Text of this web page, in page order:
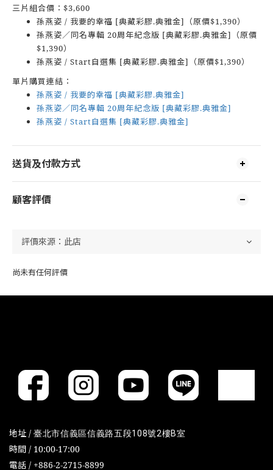
三片組合價：$3,600
孫燕姿 / 我要的幸福 [典藏彩膠.典雅金]（原價$1,390）
孫燕姿／同名專輯 20周年紀念版 [典藏彩膠.典雅金]（原價
$1,390）
孫燕姿 / Start自選集 [典藏彩膠.典雅金]（原價$1,390）
單片購買連結：
孫燕姿 / 我要的幸福 [典藏彩膠.典雅金]
孫燕姿／同名專輯 20周年紀念版 [典藏彩膠.典雅金]
孫燕姿 / Start自選集 [典藏彩膠.典雅金]
送貨及付款方式
顧客評價
尚未有任何評價
地址 / 臺北市信義區信義路五段108號2樓B室
時間 / 10:00-17:00
電話 / +886-2-2715-8899